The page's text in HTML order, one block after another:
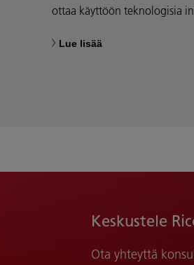
ottaa käyttöön teknologisia
Lue lisää
Keskustele
Ota yhteyttä